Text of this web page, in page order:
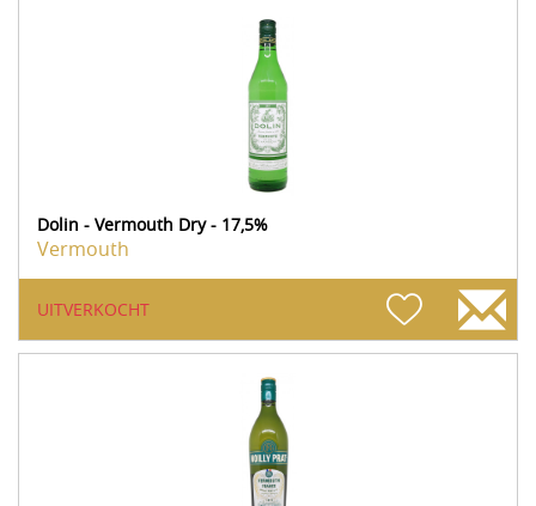
Dolin - Vermouth Dry - 17,5%
Vermouth
UITVERKOCHT